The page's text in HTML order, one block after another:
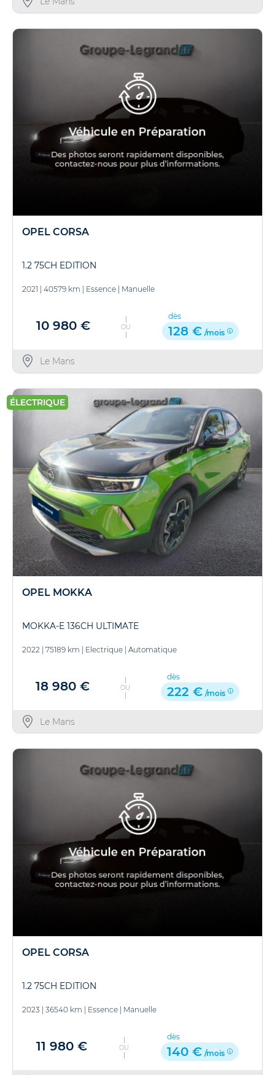
OPEL CORSA
1.2 75CH EDITION
2021 40579 km Essence Manuelle
10 980 € OU
dès
128 € /mois
Le Mans
ÉLECTRIQUE
OPEL MOKKA
MOKKA-E 136CH ULTIMATE
2022 | 75189 km | Electrique | Automatique
18 980 € OU
dès
222 € /mois
Le Mans
OPEL CORSA
1.2 75CH EDITION
2023 36540 km Essence Manuelle
11 980 € OU
dès
140 € /mois